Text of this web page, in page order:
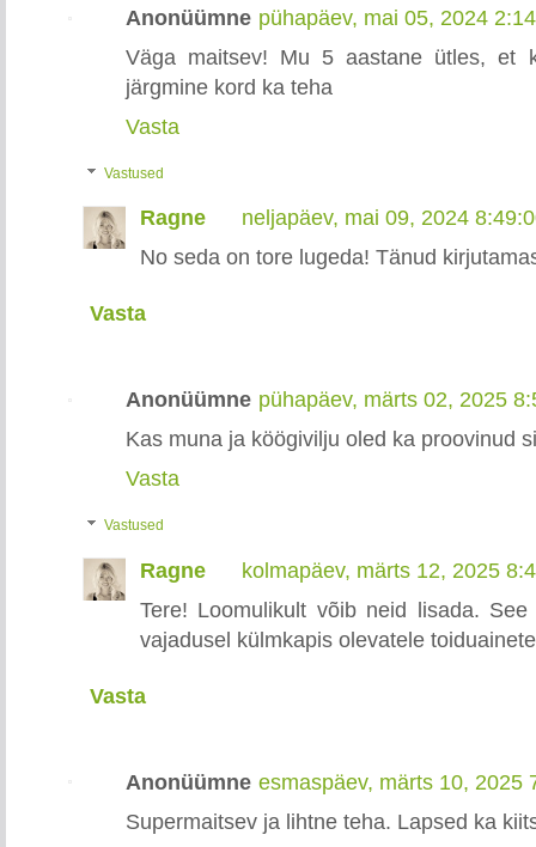
Anonüümne pühapäev, mai 05, 2024
Väga maitsev! Mu 5 aastane ütles, et
järgmine kord ka teha
Vasta
Vastused
Ragne
neljapäev, mai 09, 2024
No seda on tore lugeda! Tänud
Vasta
Anonüümne pühapäev, märts 02, 2025
Kas muna ja köögivilju oled ka proovinud
Vasta
Vastused
Ragne
kolmapäev, märts 12, 2025
Tere! Loomulikult võib neid lisada.
vajadusel külmkapis olevatele
Vasta
Anonüümne esmaspäev, märts 10, 2025
Supermaitsev ja lihtne teha. Lapsed ka